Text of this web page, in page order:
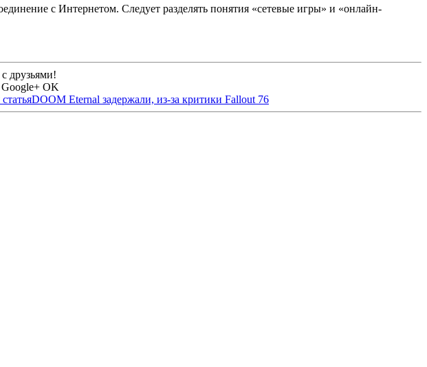
с Интернетом. Следует разделять понятия «сетевые игры» и «онлайн-
друзьями!
Google+ OK
DOOM Eternal задержали, из-за критики Fallout 76